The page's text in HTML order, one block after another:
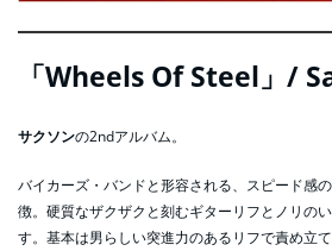
「Wheels Of Steel」/
サクソンの2ndアルバム。
バイカーズ・バンドと形容される、スピード感
徴。硬質なザクザクと刻むギターリフとノリの
す。基本は男らしい突進力のあるリフで責め立